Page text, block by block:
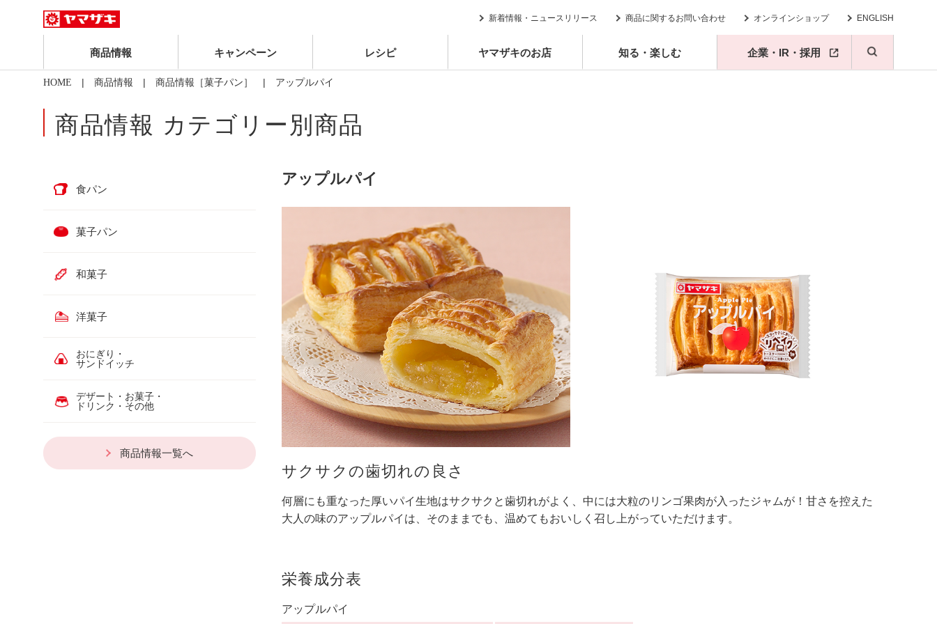
新着情報・ニュースリリース 商品に関するお問い合わせ オンラインショップ ENGLISH
商品情報 キャンペーン レシピ ヤマザキのお店 知る・楽しむ 企業・IR・採用
HOME | 商品情報 | 商品情報［菓子パン］ | アップルパイ
商品情報 カテゴリー別商品
食パン
菓子パン
和菓子
洋菓子
おにぎり・
サンドイッチ
デザート・お菓子・
ドリンク・その他
商品情報一覧へ
アップルパイ
サクサクの歯切れの良さ
何層にも重なった厚いパイ生地はサクサクと歯切れがよく、中には大粒のリンゴ果肉が入ったジャムが！甘さを控えた
大人の味のアップルパイは、そのままでも、温めてもおいしく召し上がっていただけます。
栄養成分表
アップルパイ